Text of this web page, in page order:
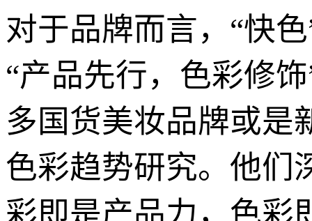
对于品牌而言，“快
“产品先行，色彩修
多国货美妆品牌或是
色彩趋势研究。他们
彩即是产品力，色彩